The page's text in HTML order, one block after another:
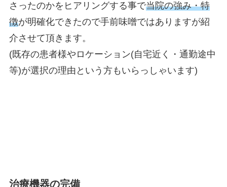
さったのかをヒアリングする事で当院の強み・特
徴が明確化できたので手前味噌ではありますが紹
介させて頂きます。
(既存の患者様やロケーション(自宅近く・通勤途中
等)が選択の理由という方もいらっしゃいます)
治療機器の完備